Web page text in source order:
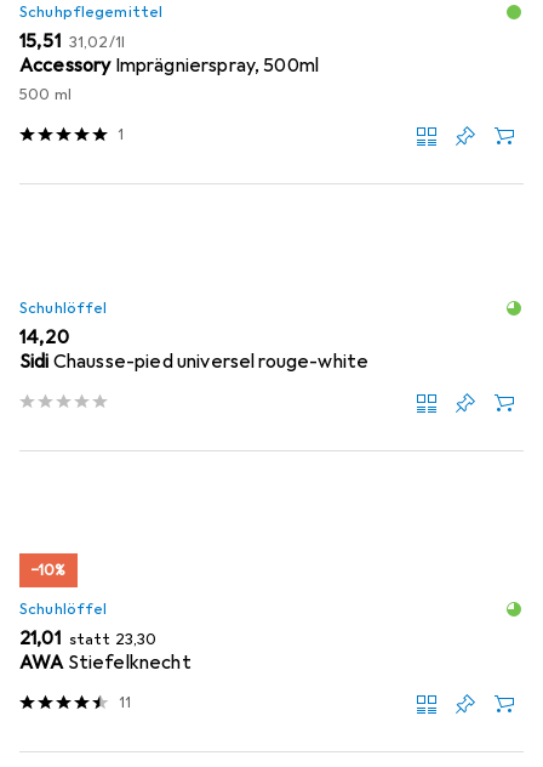
Schuhpflegemittel
EUR
15,51 EUR
31,02/1l
Accessory Imprägnierspray, 500ml
500 ml
1
Schuhlöffel
EUR
14,20
Sidi Chausse-pied universel rouge-white
−10%
Schuhlöffel
EUR
21,01 statt EUR
23,30
AWA Stiefelknecht
11